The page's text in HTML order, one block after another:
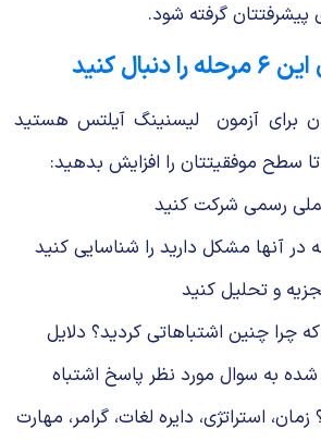
پیشرفتتان گرفته شود.
کنید
برای آزمون لیسنینگ آیلتس هستید
تا سطح موفقیتتان را افزایش بدهید:
رسمی شرکت کنید
آنها مشکل دارید را شناسایی کنید
و تحلیل کنید
چرا چنین اشتباهاتی کردید؟ دلایل
به سوال مورد نظر پاسخ اشتباه
استراتژی، دایره لغات، گرامر، مهارت